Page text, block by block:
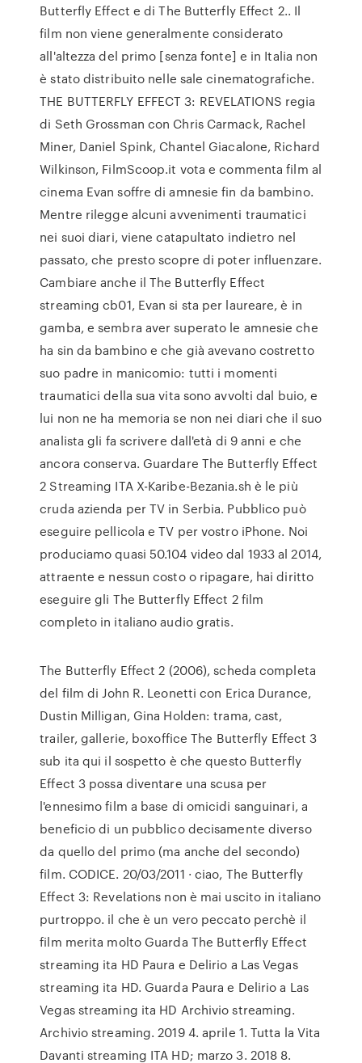
Butterfly Effect e di The Butterfly Effect 2.. Il
film non viene generalmente considerato
all'altezza del primo [senza fonte] e in Italia non
è stato distribuito nelle sale cinematografiche.
THE BUTTERFLY EFFECT 3: REVELATIONS regia
di Seth Grossman con Chris Carmack, Rachel
Miner, Daniel Spink, Chantel Giacalone, Richard
Wilkinson, FilmScoop.it vota e commenta film al
cinema Evan soffre di amnesie fin da bambino.
Mentre rilegge alcuni avvenimenti traumatici
nei suoi diari, viene catapultato indietro nel
passato, che presto scopre di poter influenzare.
Cambiare anche il The Butterfly Effect
streaming cb01, Evan si sta per laureare, è in
gamba, e sembra aver superato le amnesie che
ha sin da bambino e che già avevano costretto
suo padre in manicomio: tutti i momenti
traumatici della sua vita sono avvolti dal buio, e
lui non ne ha memoria se non nei diari che il suo
analista gli fa scrivere dall'età di 9 anni e che
ancora conserva. Guardare The Butterfly Effect
2 Streaming ITA X-Karibe-Bezania.sh è le più
cruda azienda per TV in Serbia. Pubblico può
eseguire pellicola e TV per vostro iPhone. Noi
produciamo quasi 50.104 video dal 1933 al 2014,
attraente e nessun costo o ripagare, hai diritto
eseguire gli The Butterfly Effect 2 film
completo in italiano audio gratis.
The Butterfly Effect 2 (2006), scheda completa
del film di John R. Leonetti con Erica Durance,
Dustin Milligan, Gina Holden: trama, cast,
trailer, gallerie, boxoffice The Butterfly Effect 3
sub ita qui il sospetto è che questo Butterfly
Effect 3 possa diventare una scusa per
l'ennesimo film a base di omicidi sanguinari, a
beneficio di un pubblico decisamente diverso
da quello del primo (ma anche del secondo)
film. CODICE. 20/03/2011 · ciao, The Butterfly
Effect 3: Revelations non è mai uscito in italiano
purtroppo. il che è un vero peccato perchè il
film merita molto Guarda The Butterfly Effect
streaming ita HD Paura e Delirio a Las Vegas
streaming ita HD. Guarda Paura e Delirio a Las
Vegas streaming ita HD Archivio streaming.
Archivio streaming. 2019 4. aprile 1. Tutta la Vita
Davanti streaming ITA HD; marzo 3. 2018 8.